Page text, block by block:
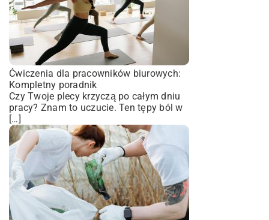
Ćwiczenia dla pracowników biurowych:
Kompletny poradnik
Czy Twoje plecy krzyczą po całym dniu
pracy? Znam to uczucie. Ten tępy ból w
[…]